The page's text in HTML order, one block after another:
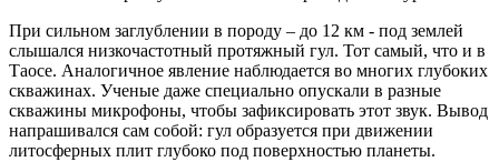
При сильном заглублении в породу – до 12 км - под землей
слышался низкочастотный протяжный гул. Тот самый, что и в
Таосе. Аналогичное явление наблюдается во многих глубоких
скважинах. Ученые даже специально опускали в разные
скважины микрофоны, чтобы зафиксировать этот звук. Вывод
напрашивался сам собой: гул образуется при движении
литосферных плит глубоко под поверхностью планеты.